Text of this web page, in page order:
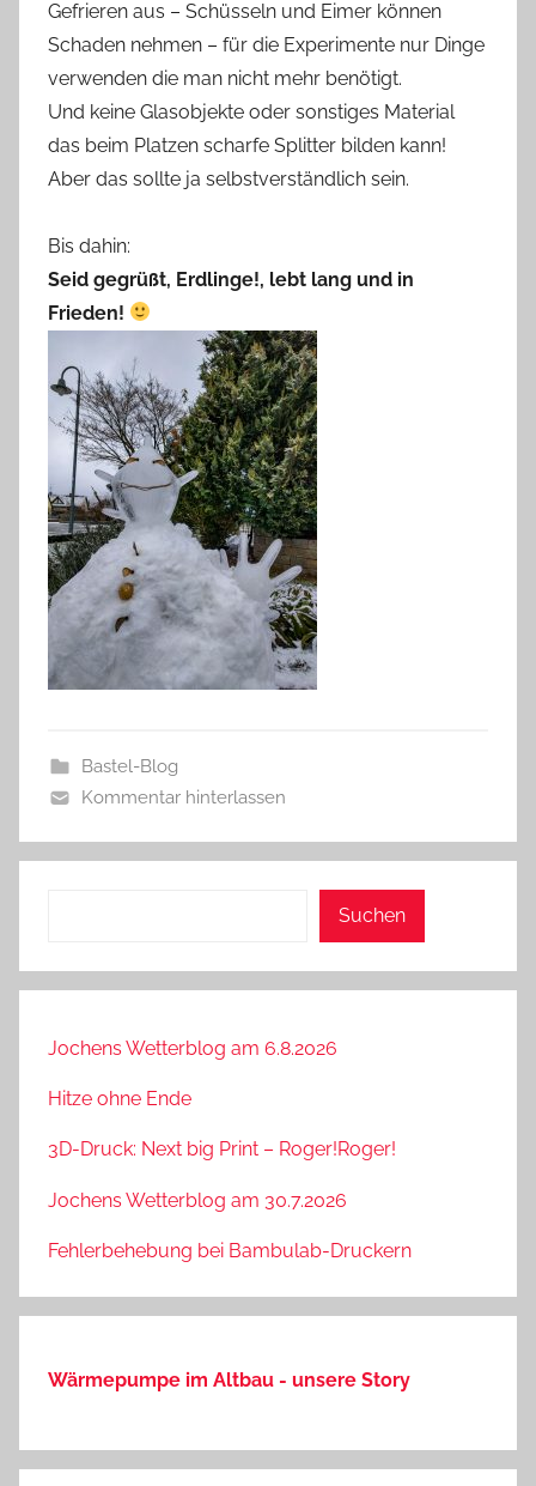
Gefrieren aus – Schüsseln und Eimer können
Schaden nehmen – für die Experimente nur Dinge
verwenden die man nicht mehr benötigt.
Und keine Glasobjekte oder sonstiges Material
das beim Platzen scharfe Splitter bilden kann!
Aber das sollte ja selbstverständlich sein.
Bis dahin:
Seid gegrüßt, Erdlinge!, lebt lang und in
Frieden!
Bastel-Blog
Kommentar hinterlassen
Suchen
Jochens Wetterblog am 6.8.2026
Hitze ohne Ende
3D-Druck: Next big Print – Roger!Roger!
Jochens Wetterblog am 30.7.2026
Fehlerbehebung bei Bambulab-Druckern
Wärmepumpe im Altbau - unsere Story